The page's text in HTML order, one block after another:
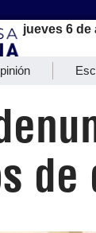
jueves 6 de
de